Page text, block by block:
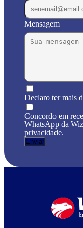
Mensagem
Declaro ter mais
Concordo em
WhatsApp da
privacidade.